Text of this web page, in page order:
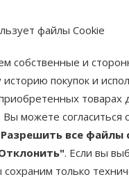
файлы Cookie
собственные и
покупок и
товарах
можете согласиться
все файлы
. Если вы
только
индустрии
ведущих брендов
ассортимент
домашних животных.
опыт позволяет
обеспечивая
бренда представлено
грызунов, рептилий
– от лакомств, мисок,
для путешествий и
на продуманные
и комфорте
и об эмоциональном
способствует
и укрепляет связь
– сделать
и гармоничной,